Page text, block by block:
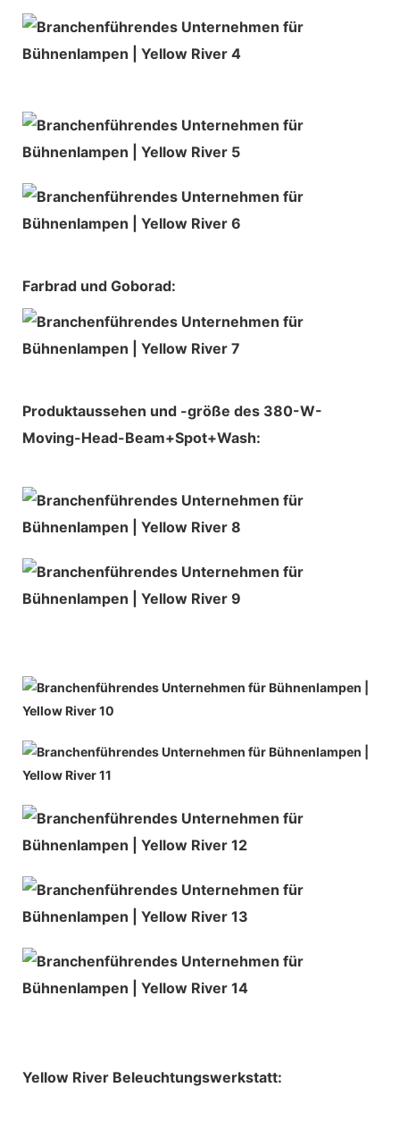
Farbrad und Goborad:
Produktaussehen und -größe des 380-W-
Moving-Head-Beam+Spot+Wash:
Yellow River Beleuchtungswerkstatt: